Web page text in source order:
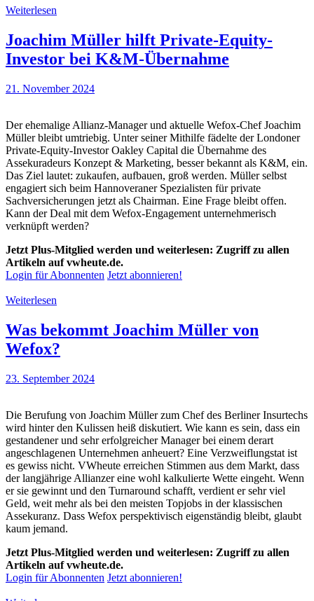
Weiterlesen
Joachim Müller hilft Private-Equity-
Investor bei K&M-Übernahme
21. November 2024
Der ehemalige Allianz-Manager und aktuelle Wefox-Chef Joachim
Müller bleibt umtriebig. Unter seiner Mithilfe fädelte der Londoner
Private-Equity-Investor Oakley Capital die Übernahme des
Assekuradeurs Konzept & Marketing, besser bekannt als K&M, ein.
Das Ziel lautet: zukaufen, aufbauen, groß werden. Müller selbst
engagiert sich beim Hannoveraner Spezialisten für private
Sachversicherungen jetzt als Chairman. Eine Frage bleibt offen.
Kann der Deal mit dem Wefox-Engagement unternehmerisch
verknüpft werden?
Jetzt Plus-Mitglied werden und weiterlesen: Zugriff zu allen
Artikeln auf vwheute.de.
Login für Abonnenten Jetzt abonnieren!
Weiterlesen
Was bekommt Joachim Müller von
Wefox?
23. September 2024
Die Berufung von Joachim Müller zum Chef des Berliner Insurtechs
wird hinter den Kulissen heiß diskutiert. Wie kann es sein, dass ein
gestandener und sehr erfolgreicher Manager bei einem derart
angeschlagenen Unternehmen anheuert? Eine Verzweiflungstat ist
es gewiss nicht. VWheute erreichen Stimmen aus dem Markt, dass
der langjährige Allianzer eine wohl kalkulierte Wette eingeht. Wenn
er sie gewinnt und den Turnaround schafft, verdient er sehr viel
Geld, weit mehr als bei den meisten Topjobs in der klassischen
Assekuranz. Dass Wefox perspektivisch eigenständig bleibt, glaubt
kaum jemand.
Jetzt Plus-Mitglied werden und weiterlesen: Zugriff zu allen
Artikeln auf vwheute.de.
Login für Abonnenten Jetzt abonnieren!